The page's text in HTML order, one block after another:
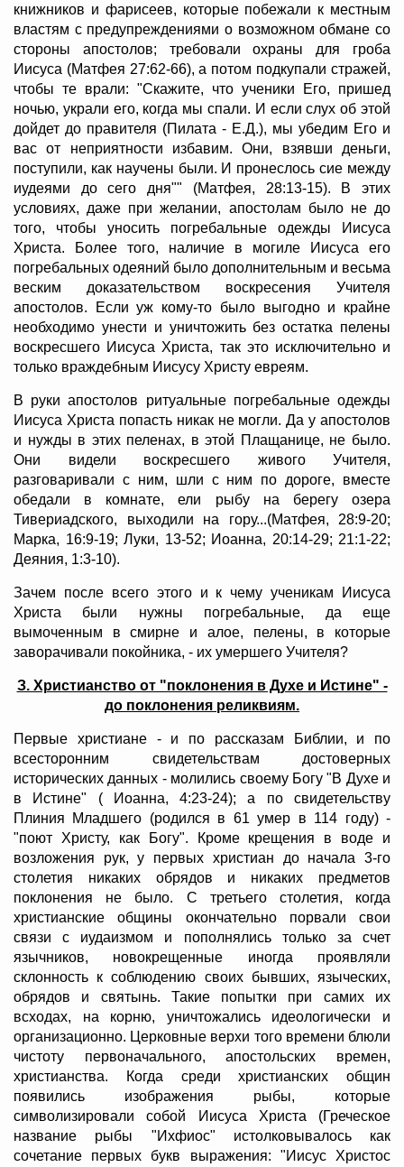
книжников и фарисеев, которые побежали к местным
властям с предупреждениями о возможном обмане со
стороны апостолов; требовали охраны для гроба
Иисуса (Матфея 27:62-66), а потом подкупали стражей,
чтобы те врали: "Скажите, что ученики Его, пришед
ночью, украли его, когда мы спали. И если слух об этой
дойдет до правителя (Пилата - Е.Д.), мы убедим Его и
вас от неприятности избавим. Они, взявши деньги,
поступили, как научены были. И пронеслось сие между
иудеями до сего дня"" (Матфея, 28:13-15). В этих
условиях, даже при желании, апостолам было не до
того, чтобы уносить погребальные одежды Иисуса
Христа. Более того, наличие в могиле Иисуса его
погребальных одеяний было дополнительным и весьма
веским доказательством воскресения Учителя
апостолов. Если уж кому-то было выгодно и крайне
необходимо унести и уничтожить без остатка пелены
воскресшего Иисуса Христа, так это исключительно и
только враждебным Иисусу Христу евреям.
В руки апостолов ритуальные погребальные одежды
Иисуса Христа попасть никак не могли. Да у апостолов
и нужды в этих пеленах, в этой Плащанице, не было.
Они видели воскресшего живого Учителя,
разговаривали с ним, шли с ним по дороге, вместе
обедали в комнате, ели рыбу на берегу озера
Тивериадского, выходили на гору...(Матфея, 28:9-20;
Марка, 16:9-19; Луки, 13-52; Иоанна, 20:14-29; 21:1-22;
Деяния, 1:3-10).
Зачем после всего этого и к чему ученикам Иисуса
Христа были нужны погребальные, да еще
вымоченным в смирне и алое, пелены, в которые
заворачивали покойника, - их умершего Учителя?
З. Христианство от "поклонения в Духе и Истине" -
до поклонения реликвиям.
Первые христиане - и по рассказам Библии, и по
всесторонним свидетельствам достоверных
исторических данных - молились своему Богу "В Духе и
в Истине" ( Иоанна, 4:23-24); а по свидетельству
Плиния Младшего (родился в 61 умер в 114 году) -
"поют Христу, как Богу". Кроме крещения в воде и
возложения рук, у первых христиан до начала 3-го
столетия никаких обрядов и никаких предметов
поклонения не было. С третьего столетия, когда
христианские общины окончательно порвали свои
связи с иудаизмом и пополнялись только за счет
язычников, новокрещенные иногда проявляли
склонность к соблюдению своих бывших, языческих,
обрядов и святынь. Такие попытки при самих их
всходах, на корню, уничтожались идеологически и
организационно. Церковные верхи того времени блюли
чистоту первоначального, апостольских времен,
христианства. Когда среди христианских общин
появились изображения рыбы, которые
символизировали собой Иисуса Христа (Греческое
название рыбы "Ихфиос" истолковывалось как
сочетание первых букв выражения: "Иисус Христос